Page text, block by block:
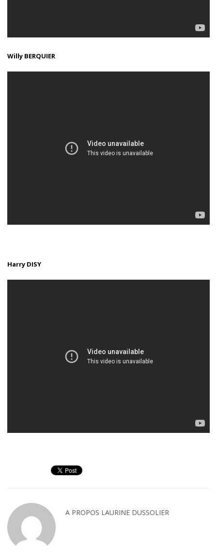
Willy BERQUIER
Harry DISY
A PROPOS LAURINE DUSSOLIER